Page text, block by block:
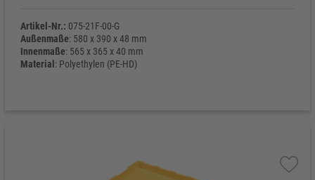
Artikel-Nr.: 075-21F-00-G
Außenmaße: 580 x 390 x 48 mm
Innenmaße: 565 x 365 x 40 mm
Material : Polyethylen (PE-HD)